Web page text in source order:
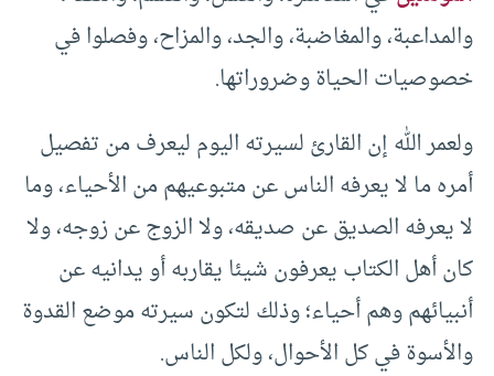
والمداعبة، والمغاضبة، والجد، والمزاح، وفصلوا في
خصوصيات الحياة وضروراتها.
ولعمر الله إن القارئ لسيرته اليوم ليعرف من تفصيل
أمره ما لا يعرفه الناس عن متبوعيهم من الأحياء، وما
لا يعرفه الصديق عن صديقه، ولا الزوج عن زوجه، ولا
كان أهل الكتاب يعرفون شيئا يقاربه أو يدانيه عن
أنبيائهم وهم أحياء؛ وذلك لتكون سيرته موضع القدوة
والأسوة في كل الأحوال، ولكل الناس.